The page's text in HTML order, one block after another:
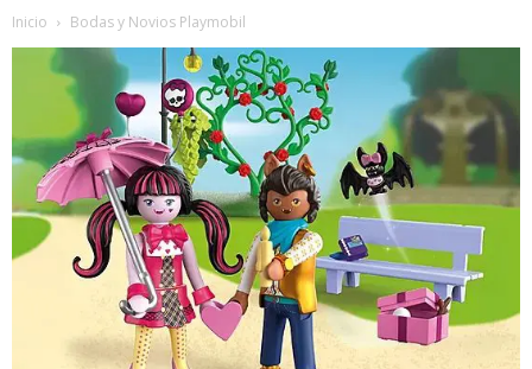
Inicio Bodas y Novios Playmobil